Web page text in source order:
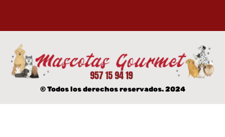
© Todos los derechos reservados. 2024